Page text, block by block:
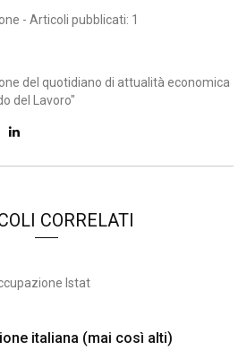
- Articoli pubblicati: 1
del quotidiano di attualità economica
del Lavoro"
CORRELATI
italiana (mai così alti)